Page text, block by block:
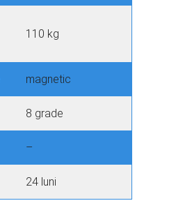
110 kg
magnetic
8 grade
–
24 luni